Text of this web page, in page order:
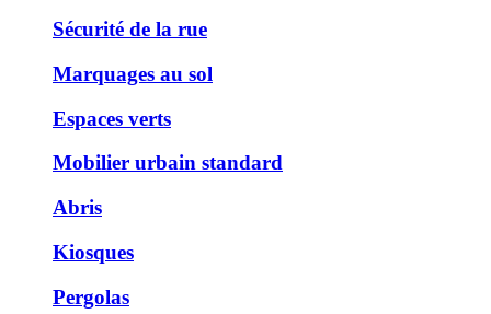
Sécurité de la rue
Marquages au sol
Espaces verts
Mobilier urbain standard
Abris
Kiosques
Pergolas